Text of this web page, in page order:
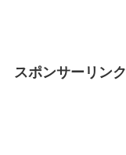
スポンサーリンク